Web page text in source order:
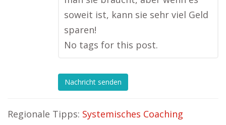
soweit ist, kann sie sehr viel Geld
sparen!
No tags for this post.
Nachricht senden
Regionale Tipps: Systemisches Coaching